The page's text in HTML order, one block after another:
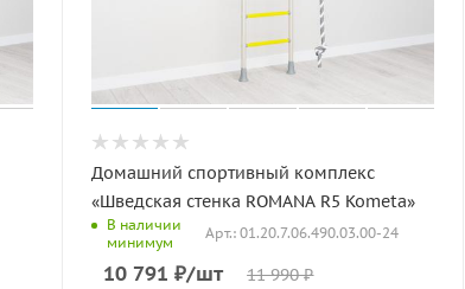
Домашний спортивный комплекс
«Шведская стенка ROMANA R5 Kometa»
В наличии
минимум
Арт.: 01.20.7.06.490.03.00-24
10 791 ₽/шт 11 990₽